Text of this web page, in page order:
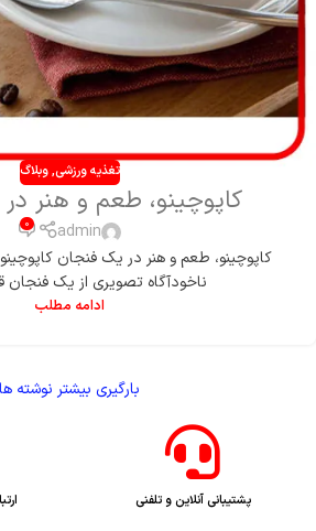
تغذیه ورزشی,وبلاگ
کاپوچینو، طعم و هنر
admin
0
کاپوچینو، طعم و هنر در یک فنجان
ناخودآگاه تصویری از یک فنجان
ادامه مطلب
بارگیری بیشتر نوشته ها
پشتیبانی آنلاین و تلفنی